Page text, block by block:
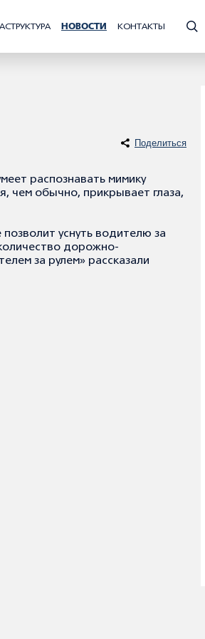
НОВОСТИ КОНТАКТЫ
Поделиться
распознавать мимику
чем обычно, прикрывает глаза,
уснуть водителю за
дорожно-
за рулем» рассказали